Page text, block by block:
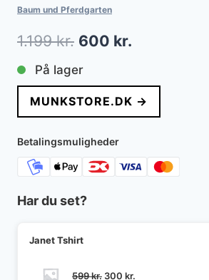
Baum und Pferdgarten
1.199kr. Den
oprindelige
pris
var:
1.199 kr..
600 kr.
pris
er:
På lager
MUNKSTORE.DK →
Betalingsmuligheder
Har du set?
Janet Tshirt
599kr. Den
300 kr.